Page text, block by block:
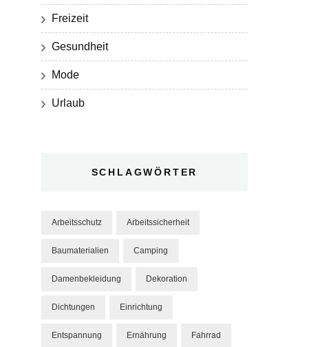
Freizeit
Gesundheit
Mode
Urlaub
SCHLAGWÖRTER
Arbeitsschutz Arbeitssicherheit
Baumaterialien Camping
Damenbekleidung Dekoration
Dichtungen Einrichtung
Entspannung Ernährung Fahrrad